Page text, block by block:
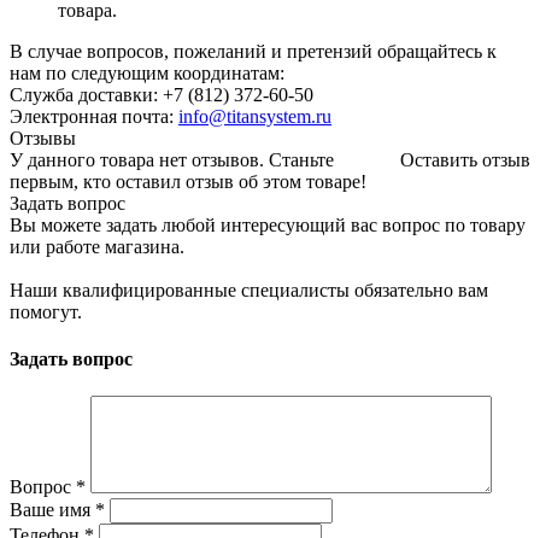
товара.
В случае вопросов, пожеланий и претензий обращайтесь к
нам по следующим координатам:
Служба доставки: +7 (812) 372-60-50
Электронная почта: info@titansystem.ru
Отзывы
Оставить отзыв
У данного товара нет отзывов. Станьте
первым, кто оставил отзыв об этом товаре!
Задать вопрос
Вы можете задать любой интересующий вас вопрос по товару
или работе магазина.
Наши квалифицированные специалисты обязательно вам
помогут.
Задать вопрос
Вопрос *
Ваше имя *